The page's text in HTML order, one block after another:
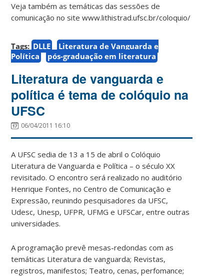
Veja também as temáticas das sessões de
comunicação no site www.lithistrad.ufsc.br/coloquio/
Tags: DLLE
Literatura de Vanguarda e
Política
pós-graduação em literatura
Literatura de vanguarda e
política é tema de colóquio na
UFSC
06/04/2011 16:10
A UFSC sedia de 13 a 15 de abril o Colóquio
Literatura de Vanguarda e Política – o século XX
revisitado. O encontro será realizado no auditório
Henrique Fontes, no Centro de Comunicação e
Expressão, reunindo pesquisadores da UFSC,
Udesc, Unesp, UFPR, UFMG e UFSCar, entre outras
universidades.
A programação prevê mesas-redondas com as
temáticas Literatura de vanguarda; Revistas,
registros, manifestos; Teatro, cenas, perfomance;